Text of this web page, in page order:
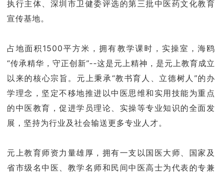
执行主体、深圳市卫健委评选的第三批中医药文化教育
宣传基地。
占地面积1500平方米，拥有教学课时，实操室，海鸥
“传承精华，守正创新”--这是元上精神，是元上教育成立
以来的核心宗旨。元上秉承“教书育人、立德树人”的办
学理念，坚定不移地推进以中医思维和实用技能为重点
的中医教育，促进学员理论、实操等专业知识的全面发
展，坚持为行业及社会输送更多专业人才。
元上教育师资力量雄厚，拥有一支以国医大师、国家及
省市级名中医、教学名师和民间中医高士为代表的专兼